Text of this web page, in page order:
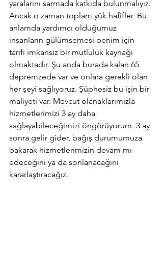
yaralarını sarmada katkıda bulunmalıyız.
Ancak o zaman toplam yük hafifler. Bu
anlamda yardımcı olduğumuz
insanların gülümsemesi benim için
tarifi imkansız bir mutluluk kaynağı
olmaktadır. Şu anda burada kalan 65
depremzede var ve onlara gerekli olan
her şeyi sağlıyoruz. Şüphesiz bu işin bir
maliyeti var. Mevcut olanaklarımızla
hizmetlerimizi 3 ay daha
sağlayabileceğimizi öngörüyorum. 3 ay
sonra gelir gider, bağış durumumuza
bakarak hizmetlerimizin devam mı
edeceğini ya da sonlanacağını
kararlaştıracağız.